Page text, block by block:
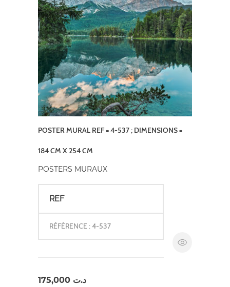
POSTER MURAL REF = 4-537 ; DIMENSIONS =
184 CM X 254 CM
POSTERS MURAUX
REF
RÉFÉRENCE : 4-537
د.ت